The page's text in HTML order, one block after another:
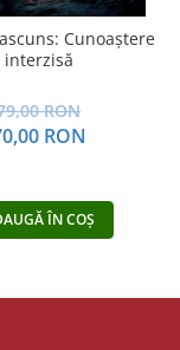
Cunoaștere
interzisă
RON
RON
ÎN COȘ